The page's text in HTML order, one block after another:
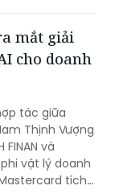
thốn?
mắt giải
cho doanh
tác giữa
Thịnh Vượng
FINAN và
vật lý doanh
Mastercard tích